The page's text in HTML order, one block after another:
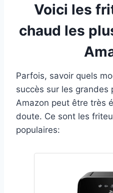
Voici les
chaud les
Parfois, savoir quels
succès sur les grandes
Amazon peut être très
doute. Ce sont les
populaires: